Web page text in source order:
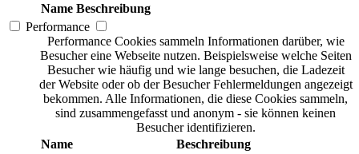
Name Beschreibung
Performance
Performance Cookies sammeln Informationen darüber, wie
Besucher eine Webseite nutzen. Beispielsweise welche Seiten
Besucher wie häufig und wie lange besuchen, die Ladezeit
der Website oder ob der Besucher Fehlermeldungen angezeigt
bekommen. Alle Informationen, die diese Cookies sammeln,
sind zusammengefasst und anonym - sie können keinen
Besucher identifizieren.
Name
Beschreibung